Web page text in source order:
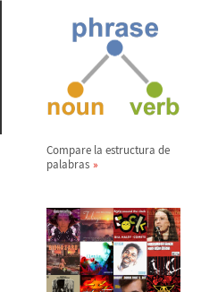
Compare la estructura de
palabras